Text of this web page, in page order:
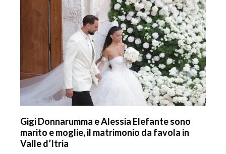
Gigi Donnarumma e Alessia Elefante sono
marito e moglie, il matrimonio da favola in
Valle d’Itria